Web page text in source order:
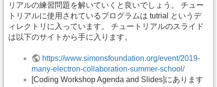
リアルの練習問題を解いていくと良いでしょう。 チュー
トリアルに使用されているプログラムは tutrial というデ
ィレクトリに入っています。 チュートリアルのスライド
は以下のサイトから手に入ります。
https://www.simonsfoundation.org/event/2019-
many-electron-collaboration-summer-school/
[Coding Workshop Agenda and Slides]にあります